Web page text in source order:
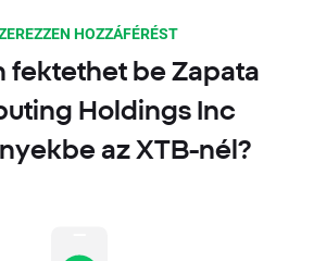
HOZZÁFÉRÉST
fektethet be Zapata
Holdings Inc
az XTB-nél?